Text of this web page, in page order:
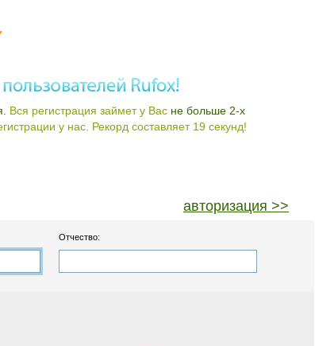
Вся регистрация займет у Вас не больше 2-х
у нас. Рекорд составляет 19 секунд!
авторизация >>
Отчество: